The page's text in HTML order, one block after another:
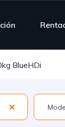
BlueHDi